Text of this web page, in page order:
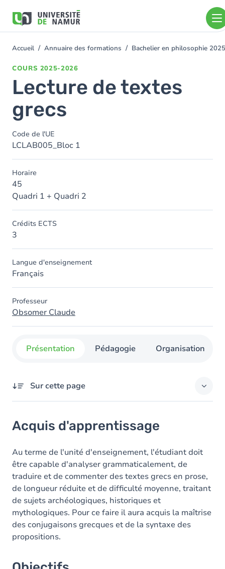
contenu
You
Accueil Annuaire des formations Bachelier en philosophie
COURS 2025-2026
Lecture de textes
grecs
Code de l'UE
LCLAB005_Bloc 1
Horaire
45
Quadri 1 + Quadri 2
Crédits ECTS
3
Langue d'enseignement
Français
Professeur
Obsomer Claude
Présentation Pédagogie Organisation
Sur cette page
Objectifs
Contenu
Table des matières
Exercices
Acquis d'apprentissage
Au terme de l'unité d'enseignement, l'étudiant doit
être capable d'analyser grammaticalement, de
traduire et de commenter des textes grecs en prose,
de longueur réduite et de difficulté moyenne, traitant
de sujets archéologiques, historiques et
mythologiques. Pour ce faire il aura acquis la maîtrise
des conjugaisons grecques et de la syntaxe des
propositions.